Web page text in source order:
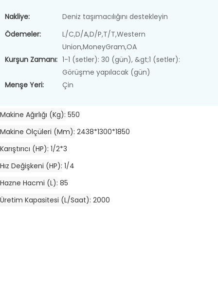
Nakliye:
Deniz taşımacılığını destekleyin
Ödemeler:
L/C,D/A,D/P,T/T,Western
Union,MoneyGram,OA
Kurşun Zamanı: 1-1 (setler): 30 (gün), &gt;1 (setler):
Görüşme yapılacak (gün)
Menşe Yeri:
Çin
Makine Ağırlığı (kg) 550
Makine Ölçüleri (mm) 2438*1300*1850
Karıştırıcı (HP) 1/2*3
Hız Değişkeni (HP) 1/4
Hazne Hacmi (L) 85
Üretim Kapasitesi (L/saat) 2000